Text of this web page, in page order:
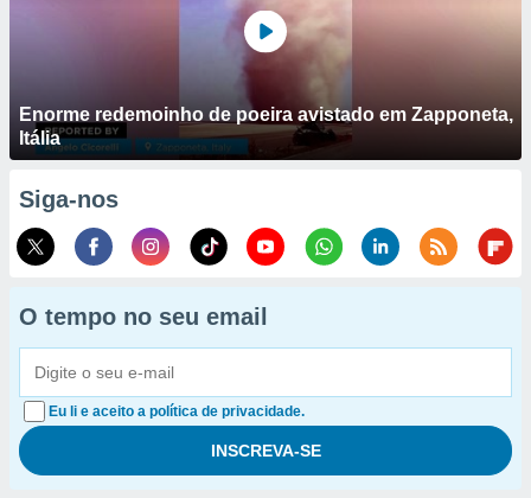
Enorme redemoinho de poeira avistado em Zapponeta,
Itália
Siga-nos
O tempo no seu email
Eu li e aceito a política de privacidade.